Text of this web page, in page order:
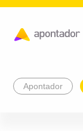
Apontador